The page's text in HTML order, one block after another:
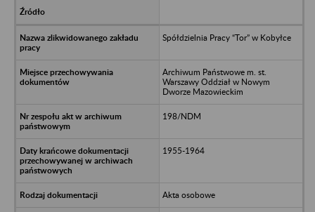
Spółdzielnia Pracy “Tor” w Kobyłce
Archiwum Państwowe m. st.
Warszawy Oddział w Nowym
Dworze Mazowieckim
198/NDM
1955-1964
Akta osobowe